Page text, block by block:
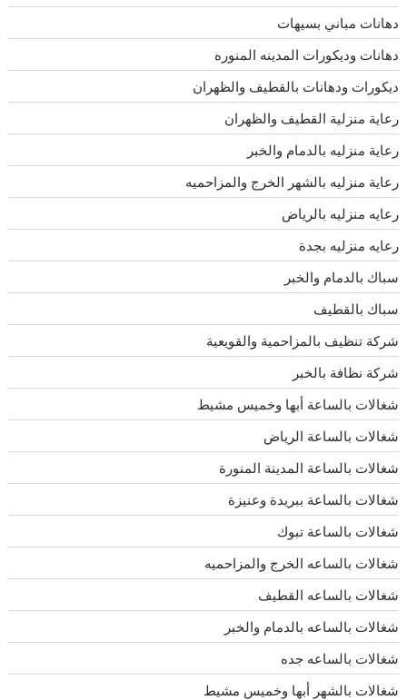
دهانات مباني بسيهات
دهانات وديكورات المدينه المنوره
ديكورات ودهانات بالقطيف والظهران
رعاية منزلية القطيف والظهران
رعاية منزليه بالدمام والخبر
رعاية منزليه بالشهر الخرج والمزاحميه
رعايه منزليه بالرياض
رعايه منزليه بجدة
سباك بالدمام والخبر
سباك بالقطيف
شركة تنظيف بالمزاحمية والقويعية
شركة نظافة بالخبر
شغالات بالساعة أبها وخميس مشيط
شغالات بالساعة الرياض
شغالات بالساعة المدينة المنورة
شغالات بالساعة ببريدة وعنيزة
شغالات بالساعة تبوك
شغالات بالساعه الخرج والمزاحميه
شغالات بالساعه القطيف
شغالات بالساعه بالدمام والخبر
شغالات بالساعه جده
شغالات بالشهر أبها وخميس مشيط